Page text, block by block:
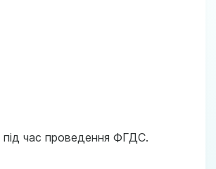
час проведення ФГДС.